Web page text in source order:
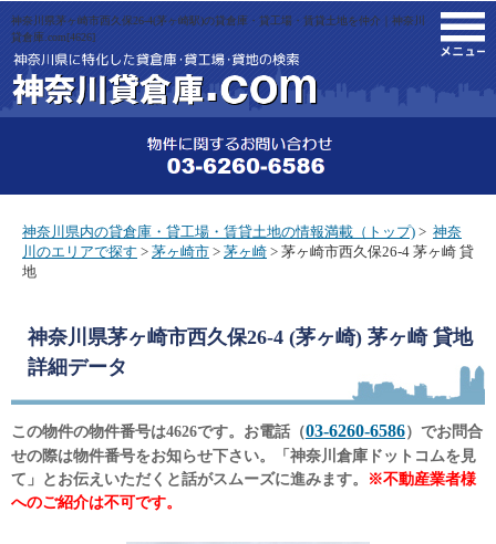
神奈川県茅ヶ崎市西久保26-4(茅ヶ崎駅)の貸倉庫・貸工場・賃貸土地を仲介｜神奈川
貸倉庫.com[4626]
神奈川県内の貸倉庫・貸工場・賃貸土地の情報満載（トップ) > 神奈
川のエリアで探す > 茅ヶ崎市 > 茅ヶ崎 > 茅ヶ崎市西久保26-4 茅ヶ崎 貸
地
神奈川県茅ヶ崎市西久保26-4 (茅ヶ崎) 茅ヶ崎 貸地
詳細データ
この物件の物件番号は4626です。お電話（03-6260-6586）でお問合
せの際は物件番号をお知らせ下さい。「神奈川倉庫ドットコムを見
て」とお伝えいただくと話がスムーズに進みます。
※不動産業者様
へのご紹介は不可です。